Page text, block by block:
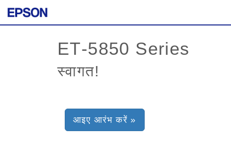
स्वागत!
आइए आरंभ करें »